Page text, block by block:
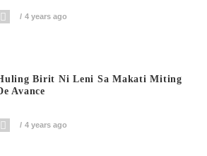
4 years ago
Birit Ni Leni Sa Makati Miting
Avance
4 years ago